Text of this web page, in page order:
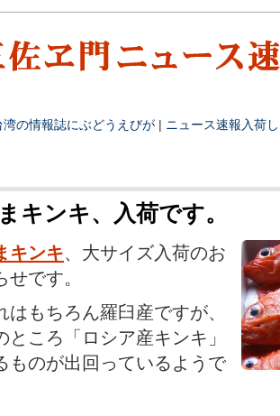
湾の情報誌にぶどうえびが | ニュース速報 入荷
キンキ、入荷です。
キンキ、大サイズ入荷のお
せです。
はもちろん羅臼産ですが、
ところ「ロシア産キンキ」
ものが出回っているようで